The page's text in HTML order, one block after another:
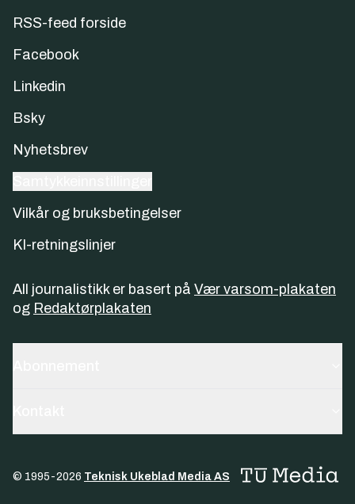
RSS-feed forside
Facebook
Linkedin
Bsky
Nyhetsbrev
Vilkår og bruksbetingelser
KI-retningslinjer
All journalistikk er basert på Vær varsom-plakaten
og Redaktørplakaten
© 1995-2026 Teknisk Ukeblad Media AS